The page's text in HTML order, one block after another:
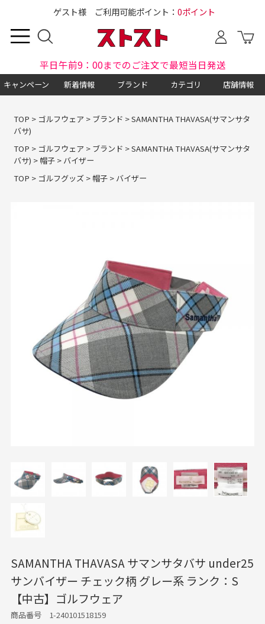
ゲスト様 ご利用可能ポイント： 0ポイント
平日午前9：00までのご注文で最短当日発送
キャンペーン 新着情報 ブランド カテゴリ 店舗情報
TOP > ゴルフウェア > ブランド >SAMANTHA THAVASA(サマンサタ
バサ)
TOP > ゴルフウェア > ブランド >SAMANTHA THAVASA(サマンサタ
バサ) > 帽子> バイザー
TOP > ゴルフグッズ> 帽子> バイザー
SAMANTHA THAVASA サマンサタバサ under25
サンバイザー チェック柄 グレー系 ランク：S
【中古】ゴルフウェア
商品番号 1-240101518159